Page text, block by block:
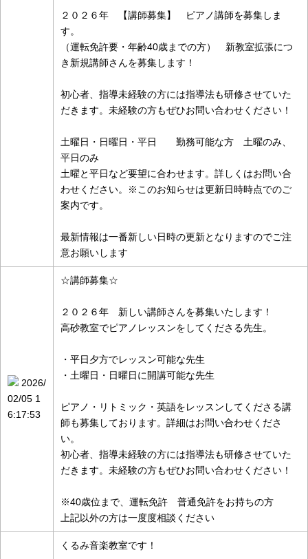
２０２６年 【講師募集】 ピアノ講師を募集しま
す。
（運転免許要・年齢40歳までの方） 新教室拡張につ
き新規講師さんを募集します！
初心者、指導未経験の方には指導法も研修させていた
だきます。未経験の方もぜひお問い合わせください！
土曜日・日曜日・平日 勤務可能な方 土曜のみ、
平日のみ
土曜と平日など要望に合わせます。詳しくはお問い合
わせください。※このお知らせは更新日時時点でのご
案内です。
最新情報は一番新しい日時の更新となりますのでご注
意お願いします
2026/
02/05 1
6:17:53
☆講師募集☆
２０２６年 新しい講師さんを募集いたします！
高砂教室でピアノレッスンをしてくださる先生。
・平日夕方でレッスン可能な先生
・土曜日・日曜日に開講可能な先生
ピアノ・リトミック・英語をレッスンしてくださる講
師も募集しております。詳細はお問い合わせくださ
い。
初心者、指導未経験の方には指導法も研修させていた
だきます。未経験の方もぜひお問い合わせください！
※40歳位まで、運転免許 普通免許をお持ちの方
上記以外の方は一度度相談ください
くるみ音楽教室です！